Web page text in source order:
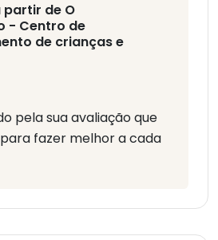
partir de O
- Centro de
de crianças e
pela sua avaliação que
fazer melhor a cada